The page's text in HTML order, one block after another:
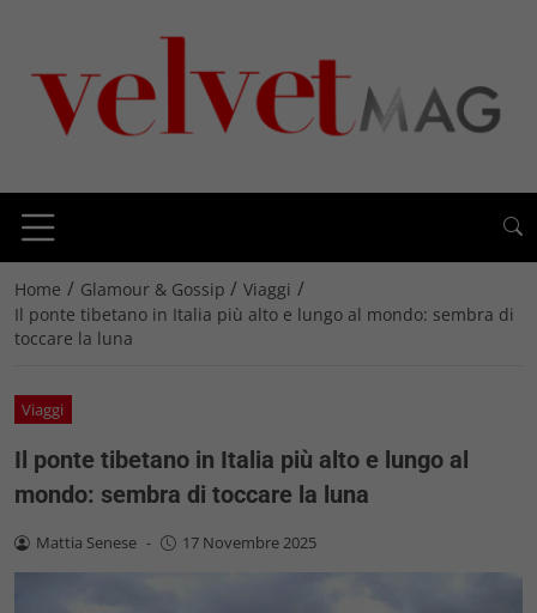
Home / Glamour & Gossip / Viaggi /
Il ponte tibetano in Italia più alto e lungo al mondo: sembra di
toccare la luna
Viaggi
Il ponte tibetano in Italia più alto e lungo al
mondo: sembra di toccare la luna
Mattia Senese - 17 Novembre 2025